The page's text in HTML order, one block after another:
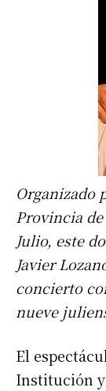
Organizado
Provincia
Julio, este
Javier
concierto
nueve
El
Institución